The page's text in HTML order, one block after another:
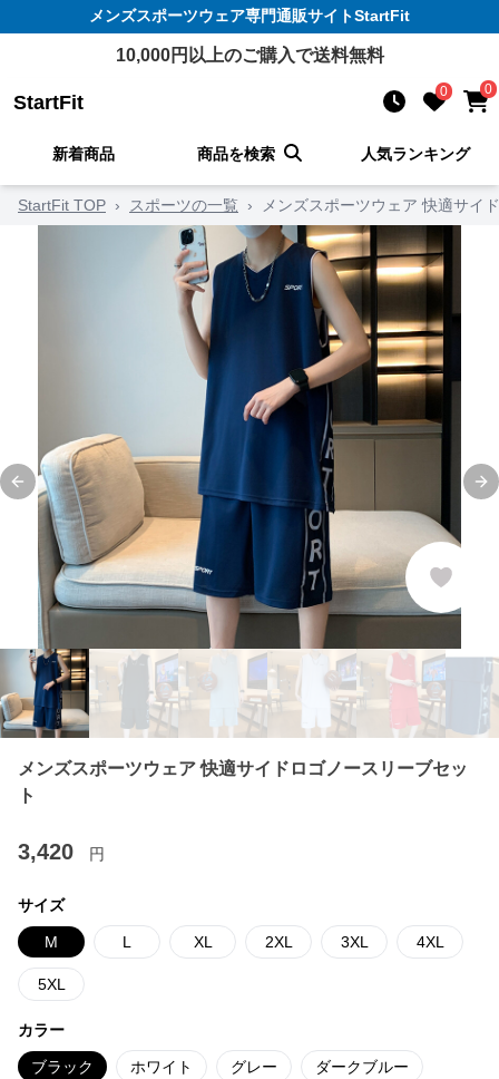
メンズスポーツウェア専門通販サイトStartFit
10,000円以上のご購入で送料無料
StartFit 0 0
新着商品 商品を検索 人気ランキング
StartFit TOP › スポーツの一覧 › メンズスポーツウェア 快適サイ
Previous slide
メンズスポーツウェア 快適サイドロゴノースリーブセッ
ト
3,420 円
サイズ
M L XL 2XL 3XL 4XL
5XL
カラー
ブラック ホワイト グレー ダークブルー